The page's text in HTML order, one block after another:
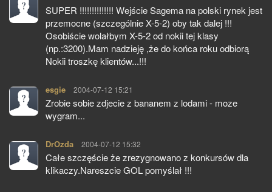
SUPER !!!!!!!!!!!!!! Wejście Sagema na polski rynek jest
przemocne (szczególnie X-5-2) oby tak dalej !!!
Osobiście wolałbym X-5-2 od nokii tej klasy
(np.:3200).Mam nadzieję ,że do końca roku odbiorą
Nokii troszkę klientów...!!!
esgie pisze:
2004-07-12 15:21
Zrobie sobie zdjecie z bananem z lodami - moze
wygram...
DrOzda pisze:
2004-07-12 15:32
Całe szczęście że zrezygnowano z konkursów dla
klikaczy.Nareszcie GOL pomyślał !!!